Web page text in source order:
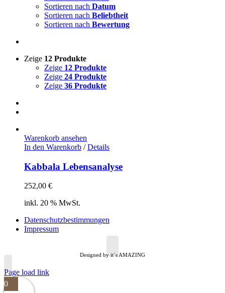
Sortieren nach Datum
Sortieren nach Beliebtheit
Sortieren nach Bewertung
Zeige 12 Produkte
Zeige 12 Produkte
Zeige 24 Produkte
Zeige 36 Produkte
Warenkorb ansehen
In den Warenkorb / Details
Kabbala Lebensanalyse
252,00 €
inkl. 20 % MwSt.
Datenschutzbestimmungen
Impressum
Designed by it´s AMAZING
Page load link
0